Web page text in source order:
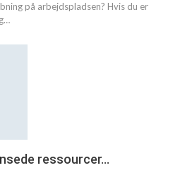
på arbejdspladsen? Hvis du er
ressourcer…